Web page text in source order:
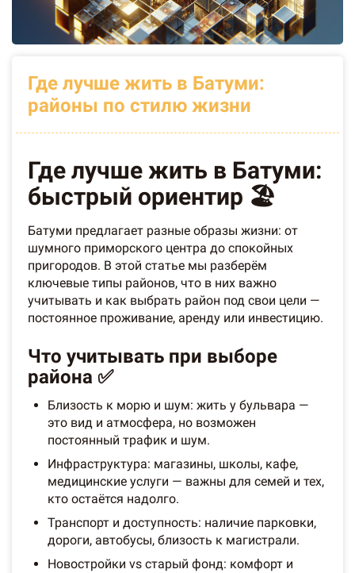
Где лучше жить в Батуми:
районы по стилю жизни
Где лучше жить в Батуми:
быстрый ориентир 🏖️
Батуми предлагает разные образы жизни: от
шумного приморского центра до спокойных
пригородов. В этой статье мы разберём
ключевые типы районов, что в них важно
учитывать и как выбрать район под свои цели —
постоянное проживание, аренду или инвестицию.
Что учитывать при выборе
района ✅
Близость к морю и шум: жить у бульвара —
это вид и атмосфера, но возможен
постоянный трафик и шум.
Инфраструктура: магазины, школы, кафе,
медицинские услуги — важны для семей и тех,
кто остаётся надолго.
Транспорт и доступность: наличие парковки,
дороги, автобусы, близость к магистрали.
Новостройки vs старый фонд: комфорт и